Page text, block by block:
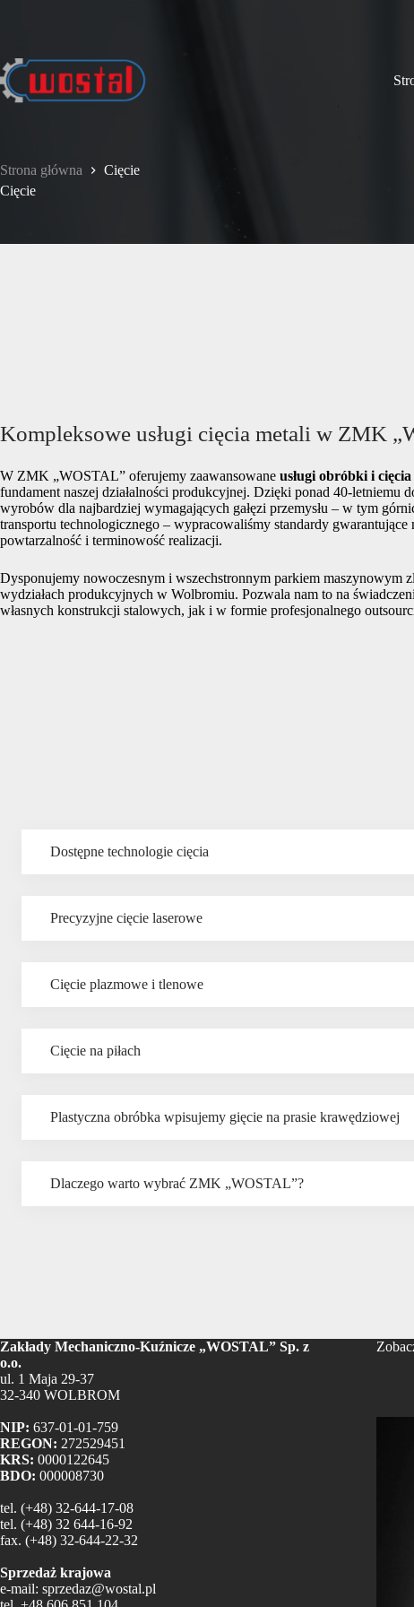
Strona główna
Cięcie
Cięcie
Kompleksowe usługi cięcia metali w ZMK
W ZMK „WOSTAL” oferujemy zaawansowane usługi obróbki i
fundament naszej działalności produkcyjnej. Dzięki ponad 40-letniemu
wyrobów dla najbardziej wymagających gałęzi przemysłu – w tym
transportu technologicznego – wypracowaliśmy standardy gwarantujące
powtarzalność i terminowość realizacji.
Dysponujemy nowoczesnym i wszechstronnym parkiem maszynowym
wydziałach produkcyjnych w Wolbromiu. Pozwala nam to na
własnych konstrukcji stalowych, jak i w formie profesjonalnego
Dostępne technologie cięcia
Precyzyjne cięcie laserowe
Cięcie plazmowe i tlenowe
Cięcie na piłach
Plastyczna obróbka wpisujemy gięcie na prasie krawędziowej
Dlaczego warto wybrać ZMK „WOSTAL”?
Zakłady Mechaniczno-Kuźnicze „WOSTAL” Sp. z
o.o.
ul. 1 Maja 29-37
32-340 WOLBROM
NIP: 637-01-01-759
REGON: 272529451
KRS: 0000122645
BDO: 000008730
tel. (+48) 32-644-17-08
tel. (+48) 32 644-16-92
fax. (+48) 32-644-22-32
Sprzedaż krajowa
e-mail: sprzedaz@wostal.pl